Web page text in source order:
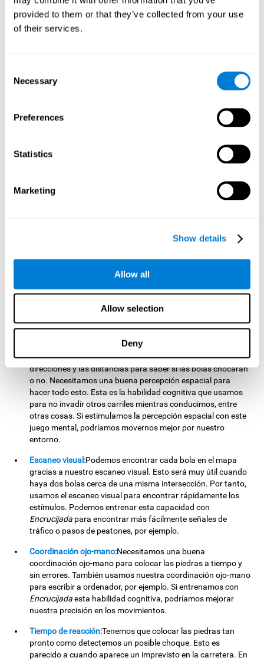
provided to them or that they’ve collected from your use
of their services.
Selection
Necessary
Preferences
Statistics
Marketing
Show details
Allow all
Allow selection
Deny
empleamos la planificación para establecer recorridos más
optimizados en coche, por ejemplo.
la colisión sin nuestra ayuda. En este caso, deberíamos
cortar o inhibir la conducta de poner la piedra, ya que ha
puede ser estimulada con este juego mental. Una mayor
capacidad inhibitoria puede ayudarnos a frenar a tiempo si
Memoria visual a corto plazo:
Podemos recordar la posición
de una bola mientras atendemos a las demás. Esto facilitará
que las otras bolas no corren peligro. Usamos nuestra
memoria visual a corto plazo para retener esta información.
cognitiva, podremos ser más eficientes en este tipo de
para detectar las bolas y las intersecciones donde podemos
poner las piedras. Todos los días usamos esta habilidad
centrados en una lectura. Podríamos ser más eficientes en
estas situaciones al estimular nuestra atención focalizada
Percepción espacial:Tenemos que calcular los espacios,
direcciones y las distancias para saber si las bolas chocarán
o no. Necesitamos una buena percepción espacial para
hacer todo esto. Esta es la habilidad cognitiva que usamos
para no invadir otros carriles mientras conducimos, entre
otras cosas. Si estimulamos la percepción espacial con este
juego mental, podríamos movernos mejor por nuestro
entorno.
Escaneo visual:Podemos encontrar cada bola en el mapa
gracias a nuestro escaneo visual. Esto será muy útil cuando
haya dos bolas cerca de una misma intersección. Por tanto,
usamos el escaneo visual para encontrar rápidamente los
estímulos. Podemos entrenar esta capacidad con
Encrucijada para encontrar más fácilmente señales de
tráfico o pasos de peatones, por ejemplo.
Coordinación ojo-mano:Necesitamos una buena
coordinación ojo-mano para colocar las piedras a tiempo y
sin errores. También usamos nuestra coordinación ojo-mano
para escribir a ordenador, por ejemplo. Si entrenamos con
Encrucijadaesta habilidad cognitiva, podríamos mejorar
nuestra precisión en los movimientos.
Tiempo de reacción:Tenemos que colocar las piedras tan
pronto como detectemos un posible choque. Esto es
parecido a cuando aparece un imprevisto en la carretera. En